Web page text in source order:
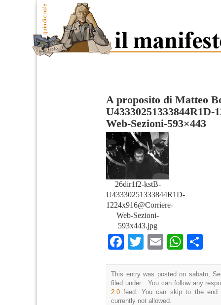
A proposito di Matteo
Web-Sezioni-593×443
26dir1f2-kstB-
U43330251333844R1D-
1224x916@Corriere-
Web-Sezioni-
593x443.jpg
Facebook
TwitterEmail
This entry was posted on sabato,
filed under . You can follow any
2.0 feed. You can skip to the end
currently not allowed.